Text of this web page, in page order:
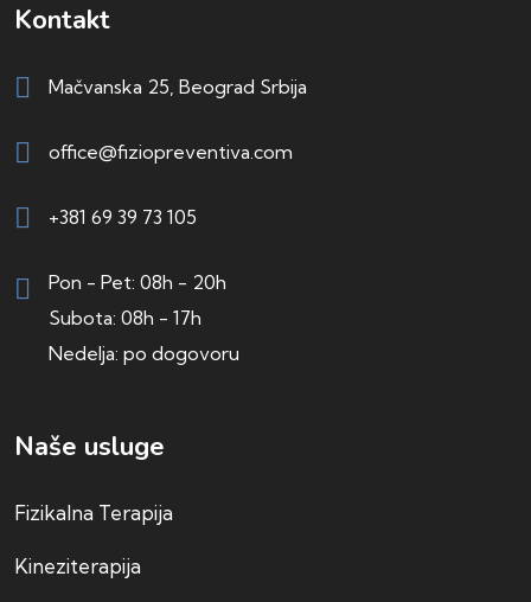
Kontakt
Mačvanska 25, Beograd Srbija
office@fiziopreventiva.com
+381 69 39 73 105
Pon - Pet: 08h - 20h
Subota: 08h - 17h
Nedelja: po dogovoru
Naše usluge
Fizikalna Terapija
Kineziterapija